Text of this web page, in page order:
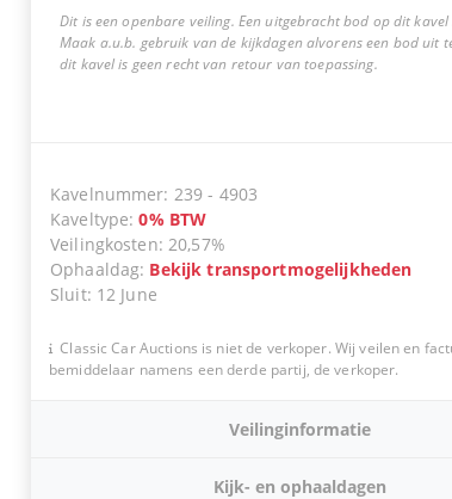
Dit is een openbare veiling. Een uitgebracht bod op dit
Maak a.u.b. gebruik van de kijkdagen alvorens een bod uit
dit kavel is geen recht van retour van toepassing.
Kavelnummer: 239 - 4903
Kaveltype:0% BTW
Veilingkosten: 20,57%
Ophaaldag: Bekijk transportmogelijkheden
Sluit: 12 June
Classic Car Auctions is niet de verkoper. Wij veilen en
bemiddelaar namens een derde partij, de verkoper.
Veilinginformatie
Kijk- en ophaaldagen